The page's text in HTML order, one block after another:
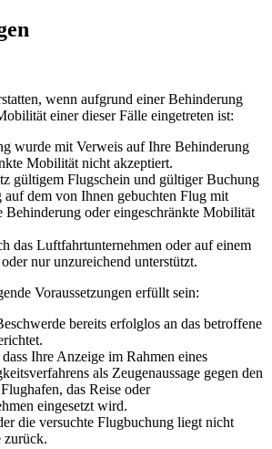
wenn aufgrund einer Behinderung
einer dieser Fälle eingetreten ist:
wurde mit Verweis auf Ihre Behinderung
Mobilität nicht akzeptiert.
gültigem Flugschein und gültiger Buchung
auf dem von Ihnen gebuchten Flug mit
Behinderung oder eingeschränkte Mobilität
das Luftfahrtunternehmen oder auf einem
nur unzureichend unterstützt.
Voraussetzungen erfüllt sein:
bereits erfolglos an das betroffene
Ihre Anzeige im Rahmen eines
als Zeugenaussage gegen den
das Reise oder
eingesetzt wird.
die versuchte Flugbuchung liegt nicht
zurück.